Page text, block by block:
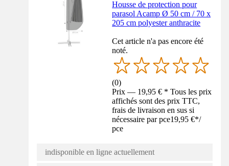
Housse de protection pour
parasol Acamp Ø 50 cm / 70 x
205 cm polyester anthracite
Cet article n'a pas encore été
noté.
(0)
Prix — 19,95 € * Tous les prix
affichés sont des prix TTC,
frais de livraison en sus si
nécessaire par pce19,95 €*/
pce
indisponible en ligne actuellement